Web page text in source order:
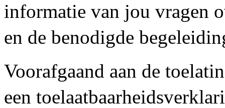
informatie van jou vragen
en de benodigde
Voorafgaand aan de
een